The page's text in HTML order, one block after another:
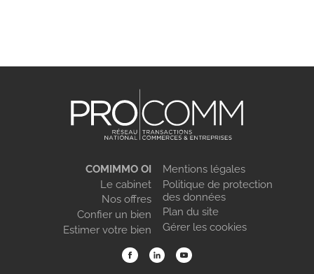
COMIMMO OI
Le cabinet
Nos offres
Confier un bien
Estimer votre bien
Mentions légales
Politique de protection
des données
Plan du site
Gérer les cookies